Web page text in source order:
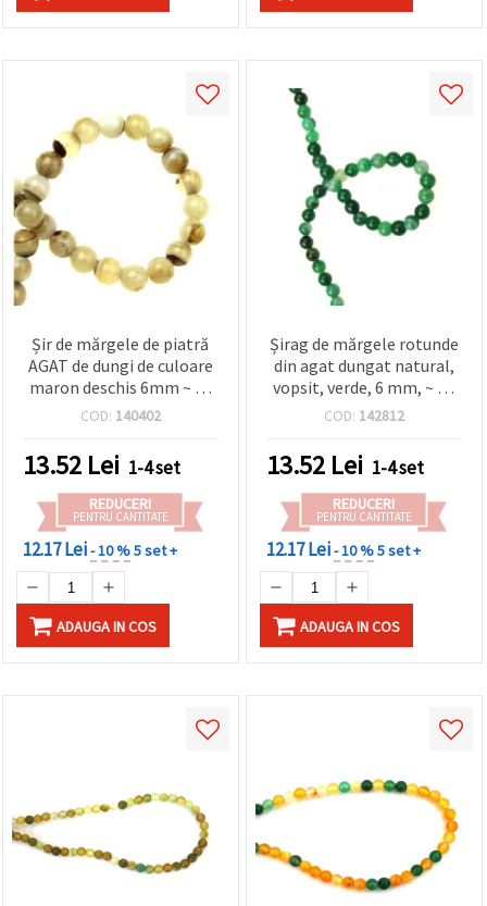
Șir de mărgele de piatră
AGAT de dungi de culoare
maron deschis 6mm ~ 62
bucăți
COD: 140402
13.52 Lei 1-4 set
REDUCERI
PENTRU CANTITATE
12.17 Lei- 10 %5 set +
ADAUGA IN COS
Șirag de mărgele rotunde
din agat dungat natural,
vopsit, verde, 6 mm, ~ 62
buc.
COD: 142812
13.52 Lei 1-4 set
REDUCERI
PENTRU CANTITATE
12.17 Lei- 10 %5 set +
ADAUGA IN COS